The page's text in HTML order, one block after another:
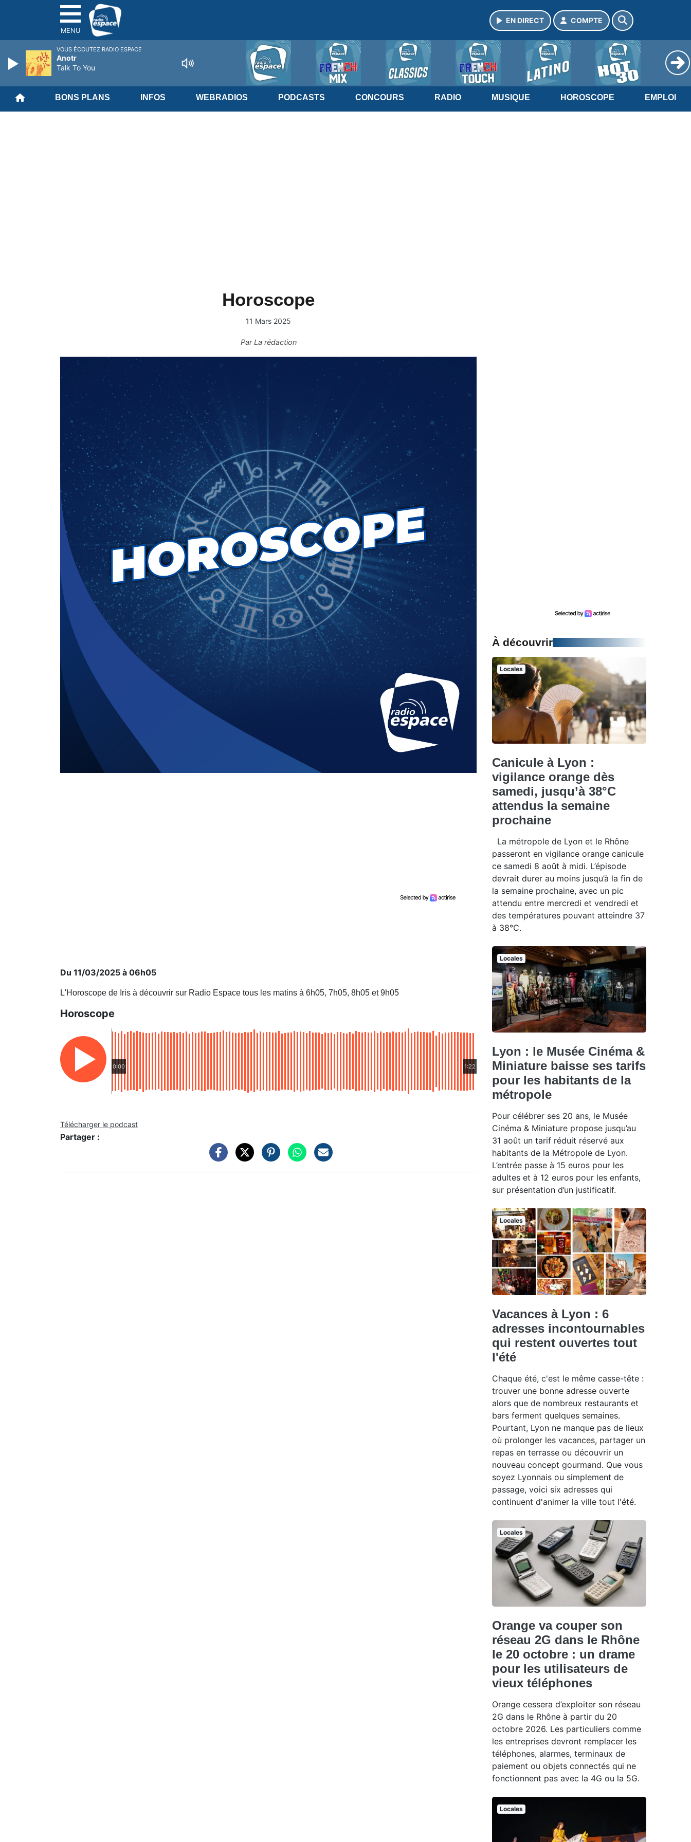
MENU
EN DIRECT COMPTE
BONS PLANS INFOS WEBRADIOS PODCASTS CONCOURS RADIO MUSIQUE HOROSCOPE EMPLOI
Horoscope
11 Mars 2025
ParLa rédaction
Du 11/03/2025 à 06h05
L'Horoscope de Iris à découvrir sur Radio Espace tous les matins à 6h05, 7h05, 8h05 et 9h05
Horoscope
0:00 1:22
Télécharger le podcast
Partager :
À découvrir
Locales
Canicule à Lyon :
vigilance orange dès
samedi, jusqu’à 38°C
attendus la semaine
prochaine
La métropole de Lyon et le Rhône
passeront en vigilance orange canicule
ce samedi 8 août à midi. L’épisode
devrait durer au moins jusqu’à la fin de
la semaine prochaine, avec un pic
attendu entre mercredi et vendredi et
des températures pouvant atteindre 37
à 38°C.
Locales
Lyon : le Musée Cinéma &
Miniature baisse ses tarifs
pour les habitants de la
métropole
Pour célébrer ses 20 ans, le Musée
Cinéma & Miniature propose jusqu’au
31 août un tarif réduit réservé aux
habitants de la Métropole de Lyon.
L’entrée passe à 15 euros pour les
adultes et à 12 euros pour les enfants,
sur présentation d’un justificatif.
Locales
Vacances à Lyon : 6
adresses incontournables
qui restent ouvertes tout
l'été
Chaque été, c'est le même casse-tête :
trouver une bonne adresse ouverte
alors que de nombreux restaurants et
bars ferment quelques semaines.
Pourtant, Lyon ne manque pas de lieux
où prolonger les vacances, partager un
repas en terrasse ou découvrir un
nouveau concept gourmand. Que vous
soyez Lyonnais ou simplement de
passage, voici six adresses qui
continuent d'animer la ville tout l'été.
Locales
Orange va couper son
réseau 2G dans le Rhône
le 20 octobre : un drame
pour les utilisateurs de
vieux téléphones
Orange cessera d’exploiter son réseau
2G dans le Rhône à partir du 20
octobre 2026. Les particuliers comme
les entreprises devront remplacer les
téléphones, alarmes, terminaux de
paiement ou objets connectés qui ne
fonctionnent pas avec la 4G ou la 5G.
Locales
VOUS ÉCOUTEZ RADIO ESPACE
Anotr
Talk To You